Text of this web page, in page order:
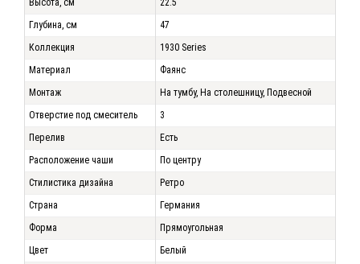
Высота, см
22.5
Глубина, см
47
Коллекция
1930 Series
Материал
Фаянс
Монтаж
На тумбу, На столешницу, Подвесной
Отверстие под смеситель
3
Перелив
Есть
Расположение чаши
По центру
Стилистика дизайна
Ретро
Страна
Германия
Форма
Прямоугольная
Цвет
Белый